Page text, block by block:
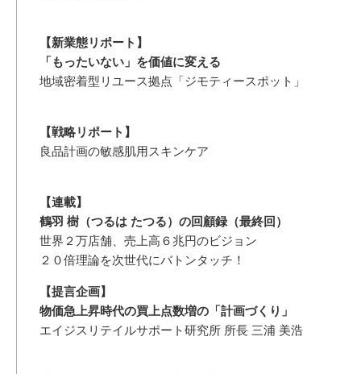
【新業態リポート】
「もったいない」を価値に変える
地域密着型リユース拠点「ジモティースポット」
【戦略リポート】
良品計画の敏感肌用スキンケア
【連載】
鶴羽 樹（つるは たつる）の回顧録（最終回）
世界２万店舗、売上高６兆円のビジョン
２０倍理論を次世代にバトンタッチ！
【提言企画】
物価急上昇時代の買上点数増の「計画づくり」
エイジスリテイルサポート研究所 所長 三浦 美浩